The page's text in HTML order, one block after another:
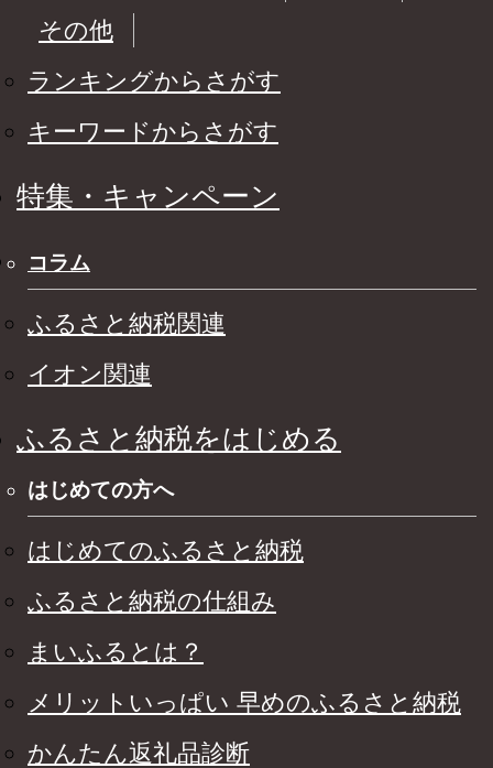
その他
ランキングからさがす
キーワードからさがす
特集・キャンペーン
コラム
ふるさと納税関連
イオン関連
ふるさと納税をはじめる
はじめての方へ
はじめてのふるさと納税
ふるさと納税の仕組み
まいふるとは？
メリットいっぱい 早めのふるさと納税
かんたん返礼品診断